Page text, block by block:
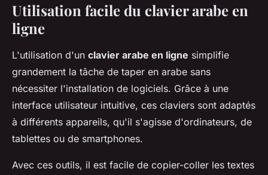
Utilisation facile du clavier arabe en
ligne
L'utilisation d'un clavier arabe en ligne simplifie
grandement la tâche de taper en arabe sans
nécessiter l'installation de logiciels. Grâce à une
interface utilisateur intuitive, ces claviers sont adaptés
à différents appareils, qu'il s'agisse d'ordinateurs, de
tablettes ou de smartphones.
Avec ces outils, il est facile de copier-coller les textes